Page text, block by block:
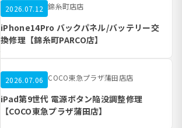
2026.07.12 錦糸町店店
iPhone14Pro バックパネル/バッテリー交
換修理【錦糸町PARCO店】
2026.07.06 COCO東急プラザ蒲田店店
iPad第9世代 電源ボタン陥没調整修理
【COCO東急プラザ蒲田店】